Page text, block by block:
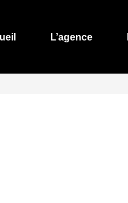
L’agence